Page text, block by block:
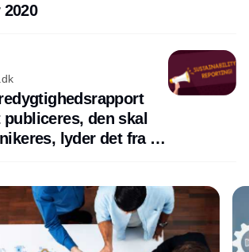
den skal
lyder det fra to